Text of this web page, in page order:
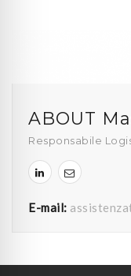
ABOUT
Responsabile
E-mail: